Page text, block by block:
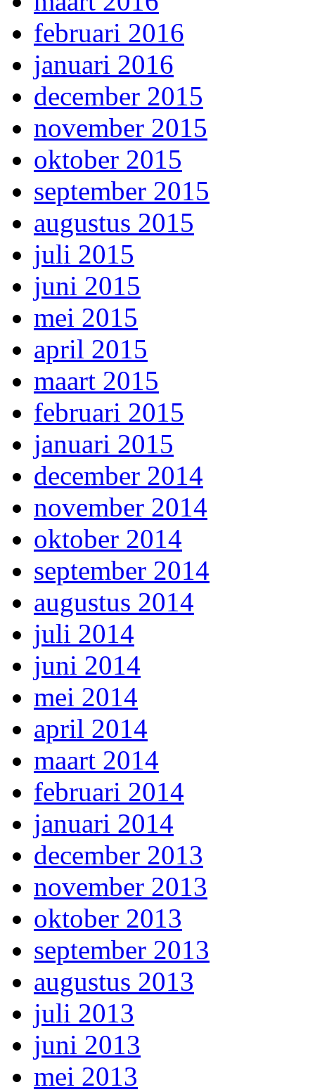
februari 2016
januari 2016
december 2015
november 2015
oktober 2015
september 2015
augustus 2015
juli 2015
juni 2015
mei 2015
april 2015
maart 2015
februari 2015
januari 2015
december 2014
november 2014
oktober 2014
september 2014
augustus 2014
juli 2014
juni 2014
mei 2014
april 2014
maart 2014
februari 2014
januari 2014
december 2013
november 2013
oktober 2013
september 2013
augustus 2013
juli 2013
juni 2013
mei 2013